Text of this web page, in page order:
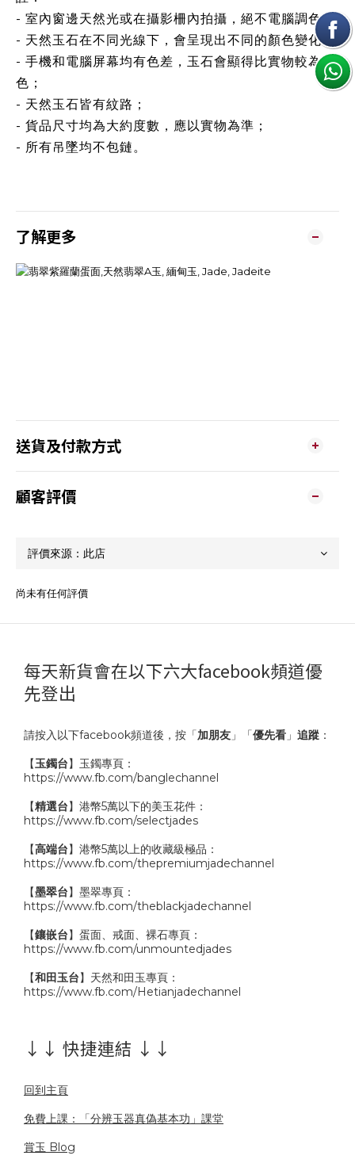
- 室內窗邊天然光或在攝影柵內拍攝，絕不電腦調色；
- 天然玉石在不同光線下，會呈現出不同的顏色變化；
- 手機和電腦屏幕均有色差，玉石會顯得比實物較為鮮
色；
- 天然玉石皆有紋路；
- 貨品尺寸均為大約度數，應以實物為準；
- 所有吊墜均不包鏈。
了解更多
送貨及付款方式
顧客評價
尚未有任何評價
每天新貨會在以下六大facebook頻道優
先登出
請按入以下facebook頻道後，按「加朋友 」「優先看 」 追蹤 ：
【玉鐲台】玉鐲專頁：
https://www.fb.com/banglechannel
【精選台】港幣5萬以下的美玉花件：
https://www.fb.com/selectjades
【高端台】港幣5萬以上的收藏級極品：
https://www.fb.com/thepremiumjadechannel
【墨翠台】墨翠專頁：
https://www.fb.com/theblackjadechannel
【鑲嵌台】蛋面、戒面、裸石專頁：
https://www.fb.com/unmountedjades
【和田玉台】天然和田玉專頁：
https://www.fb.com/Hetianjadechannel
↓↓ 快捷連結 ↓↓
回到主頁
免費上課：「分辨玉器真偽基本功」課堂
賞玉 Blog